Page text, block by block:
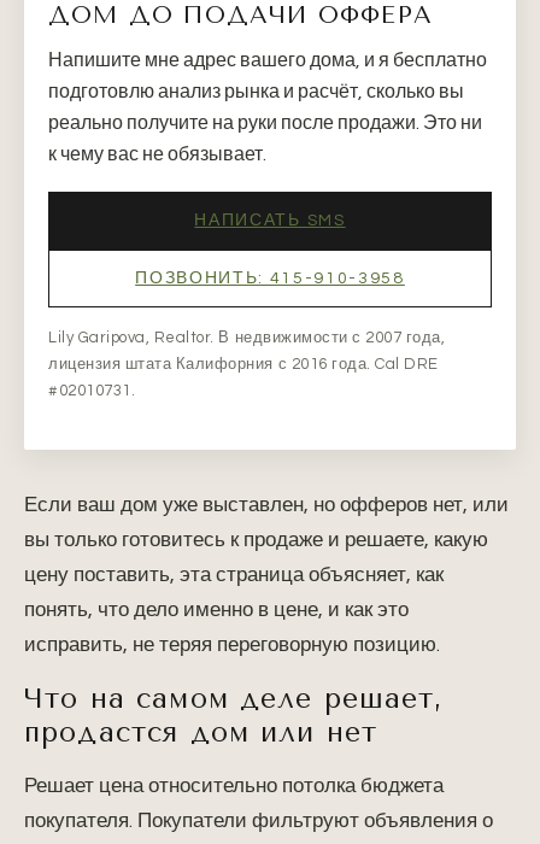
ДОМ ДО ПОДАЧИ ОФФЕРА
Напишите мне адрес вашего дома, и я бесплатно
подготовлю анализ рынка и расчёт, сколько вы
реально получите на руки после продажи. Это ни
к чему вас не обязывает.
НАПИСАТЬ SMS
ПОЗВОНИТЬ: 415-910-3958
Lily Garipova, Realtor. В недвижимости с 2007 года,
лицензия штата Калифорния с 2016 года. Cal DRE
#02010731.
Если ваш дом уже выставлен, но офферов нет, или
вы только готовитесь к продаже и решаете, какую
цену поставить, эта страница объясняет, как
понять, что дело именно в цене, и как это
исправить, не теряя переговорную позицию.
Что на самом деле решает,
продастся дом или нет
Решает цена относительно потолка бюджета
покупателя. Покупатели фильтруют объявления о